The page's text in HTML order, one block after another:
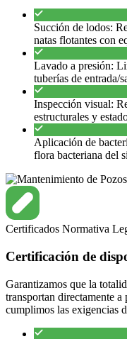
Succión de lodos:
natas flotantes con
Lavado a presión:
tuberías de entrada/
Inspección visual:
estructurales y
Aplicación de
flora bacteriana del
Certificados Normativa
Certificación de
Garantizamos que la
transportan directamente
cumplimos las exigencias